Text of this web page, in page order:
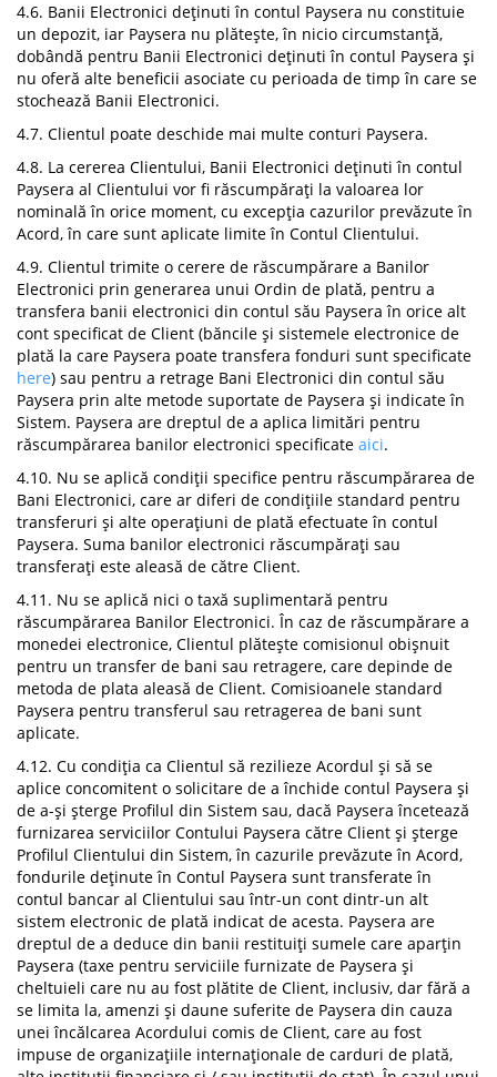
4.6. Banii Electronici deținuti în contul Paysera nu constituie
un depozit, iar Paysera nu plătește, în nicio circumstanță,
dobândă pentru Banii Electronici deținuti în contul Paysera și
nu oferă alte beneficii asociate cu perioada de timp în care se
stochează Banii Electronici.
4.7. Clientul poate deschide mai multe conturi Paysera.
4.8. La cererea Clientului, Banii Electronici deținuti în contul
Paysera al Clientului vor fi răscumpărați la valoarea lor
nominală în orice moment, cu excepția cazurilor prevăzute în
Acord, în care sunt aplicate limite în Contul Clientului.
4.9. Clientul trimite o cerere de răscumpărare a Banilor
Electronici prin generarea unui Ordin de plată, pentru a
transfera banii electronici din contul său Paysera în orice alt
cont specificat de Client (băncile și sistemele electronice de
plată la care Paysera poate transfera fonduri sunt specificate
here) sau pentru a retrage Bani Electronici din contul său
Paysera prin alte metode suportate de Paysera și indicate în
Sistem. Paysera are dreptul de a aplica limitări pentru
răscumpărarea banilor electronici specificate aici.
4.10. Nu se aplică condiții specifice pentru răscumpărarea de
Bani Electronici, care ar diferi de condițiile standard pentru
transferuri și alte operațiuni de plată efectuate în contul
Paysera. Suma banilor electronici răscumpărați sau
transferați este aleasă de către Client.
4.11. Nu se aplică nici o taxă suplimentară pentru
răscumpărarea Banilor Electronici. În caz de răscumpărare a
monedei electronice, Clientul plătește comisionul obișnuit
pentru un transfer de bani sau retragere, care depinde de
metoda de plata aleasă de Client. Comisioanele standard
Paysera pentru transferul sau retragerea de bani sunt
aplicate.
4.12. Cu condiția ca Clientul să rezilieze Acordul și să se
aplice concomitent o solicitare de a închide contul Paysera și
de a-și șterge Profilul din Sistem sau, dacă Paysera încetează
furnizarea serviciilor Contului Paysera către Client și șterge
Profilul Clientului din Sistem, în cazurile prevăzute în Acord,
fondurile deținute în Contul Paysera sunt transferate în
contul bancar al Clientului sau într-un cont dintr-un alt
sistem electronic de plată indicat de acesta. Paysera are
dreptul de a deduce din banii restituiți sumele care aparțin
Paysera (taxe pentru serviciile furnizate de Paysera și
cheltuieli care nu au fost plătite de Client, inclusiv, dar fără a
se limita la, amenzi și daune suferite de Paysera din cauza
unei încălcarea Acordului comis de Client, care au fost
impuse de organizațiile internaționale de carduri de plată,